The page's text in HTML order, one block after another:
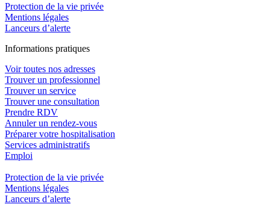
Protection de la vie privée
Mentions légales
Lanceurs d’alerte
Informations pratiques
Voir toutes nos adresses
Trouver un professionnel
Trouver un service
Trouver une consultation
Prendre RDV
Annuler un rendez-vous
Préparer votre hospitalisation
Services administratifs
Emploi​
Protection de la vie privée
Mentions légales
Lanceurs d’alerte